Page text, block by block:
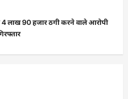
4 लाख 90 हजार ठगी करने वाले आरोपी